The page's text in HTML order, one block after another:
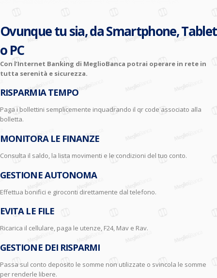
Ovunque tu sia, da Smartphone, Tablet
o PC
Con l’Internet Banking di MeglioBanca potrai operare in rete in
tutta serenità e sicurezza.
RISPARMIA TEMPO
Paga i bollettini semplicemente inquadrando il qr code associato alla
bolletta.
MONITORA LE FINANZE
Consulta il saldo, la lista movimenti e le condizioni del tuo conto.
GESTIONE AUTONOMA
Effettua bonifici e giroconti direttamente dal telefono.
EVITA LE FILE
Ricarica il cellulare, paga le utenze, F24, Mav e Rav.
GESTIONE DEI RISPARMI
Passa sul conto deposito le somme non utilizzate o svincola le somme
per renderle libere.